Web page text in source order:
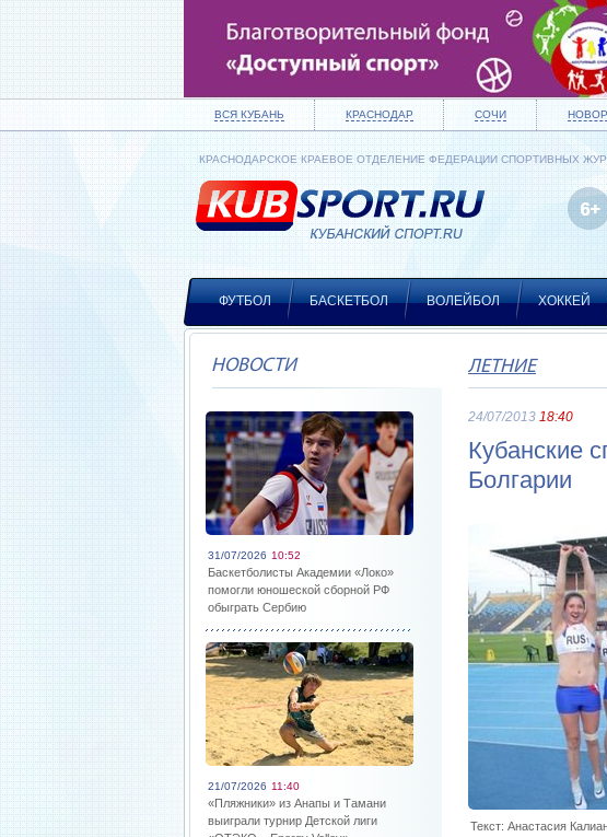
ВСЯ КУБАНЬ КРАСНОДАР СОЧИ
КРАСНОДАРСКОЕ КРАЕВОЕ ОТДЕЛЕНИЕ ФЕДЕРАЦИИ СПОРТИВНЫХ
ФУТБОЛ БАСКЕТБОЛ ВОЛЕЙБОЛ ХОККЕЙ
НОВОСТИ
31/07/2026 10:52
Баскетболисты Академии «Локо»
помогли юношеской сборной РФ
обыграть Сербию
21/07/2026 11:40
«Пляжники» из Анапы и Тамани
выиграли турнир Детской лиги
ЛЕТНИЕ
24/07/2013 18:40
Кубанские
Болгарии
Текст: Анастасия